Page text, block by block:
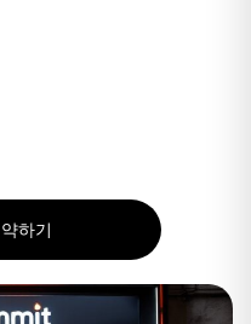
하기